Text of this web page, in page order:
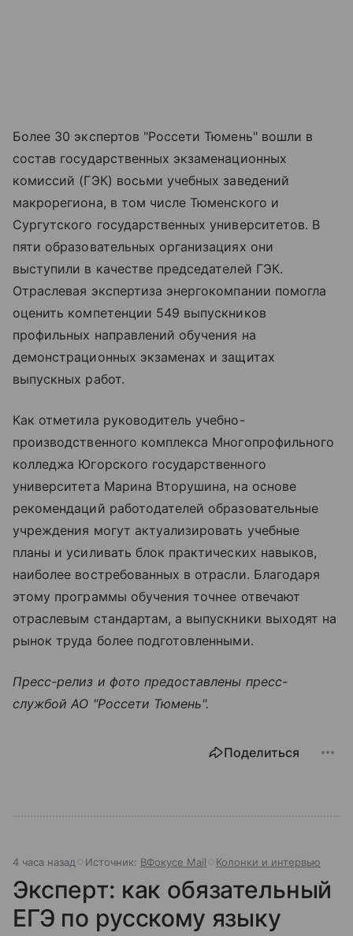
Более 30 экспертов "Россети Тюмень" вошли в
состав государственных экзаменационных
комиссий (ГЭК) восьми учебных заведений
макрорегиона, в том числе Тюменского и
Сургутского государственных университетов. В
пяти образовательных организациях они
выступили в качестве председателей ГЭК.
Отраслевая экспертиза энергокомпании помогла
оценить компетенции 549 выпускников
профильных направлений обучения на
демонстрационных экзаменах и защитах
выпускных работ.
Как отметила руководитель учебно-
производственного комплекса Многопрофильного
колледжа Югорского государственного
университета Марина Вторушина, на основе
рекомендаций работодателей образовательные
учреждения могут актуализировать учебные
планы и усиливать блок практических навыков,
наиболее востребованных в отрасли. Благодаря
этому программы обучения точнее отвечают
отраслевым стандартам, а выпускники выходят на
рынок труда более подготовленными.
Пресс-релиз и фото предоставлены пресс-
службой АО "Россети Тюмень".
Поделиться
4 часа назад Источник: ВФокусе Mail Колонки и интервью
Эксперт: как обязательный
ЕГЭ по русскому языку